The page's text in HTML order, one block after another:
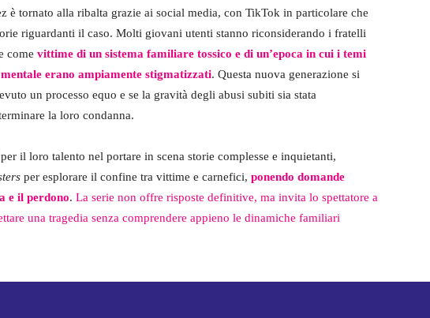
è tornato alla ribalta grazie ai social media, con TikTok in particolare che
riguardanti il caso. Molti giovani utenti stanno riconsiderando i fratelli
come vittime di un sistema familiare tossico e di un’epoca in cui i temi
erano ampiamente stigmatizzati. Questa nuova generazione si
un processo equo e se la gravità degli abusi subiti sia stata
la loro condanna.
il loro talento nel portare in scena storie complesse e inquietanti,
per esplorare il confine tra vittime e carnefici, ponendo domande
e il perdono. La serie non offre risposte definitive, ma invita lo spettatore a
una tragedia senza comprendere appieno le dinamiche familiari